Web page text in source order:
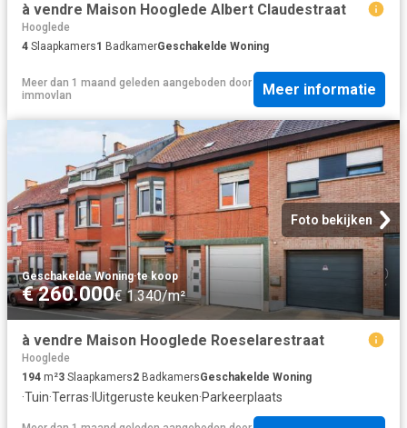
à vendre Maison Hooglede Albert Claudestraat
Hooglede
4 Slaapkamers1 BadkamerGeschakelde Woning
Meer dan 1 maand geleden aangeboden door
immovlan
Meer informatie
Foto bekijken
Geschakelde Woning·te koop
€ 260.000€ 1.340/m²
à vendre Maison Hooglede Roeselarestraat
Hooglede
194 m²3 Slaapkamers2 BadkamersGeschakelde Woning
·Tuin·Terras· IUitgeruste keuken·Parkeerplaats